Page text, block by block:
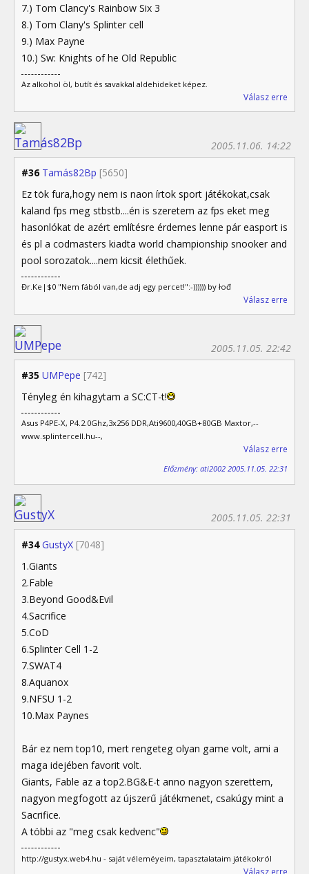
7.) Tom Clancy's Rainbow Six 3
8.) Tom Clany's Splinter cell
9.) Max Payne
10.) Sw: Knights of he Old Republic
Az alkohol öl, butít és savakkal aldehideket képez.
Válasz erre
#36 Tamás82Bp [5650]
2005.11.06. 14:22
Ez tök fura,hogy nem is naon írtok sport játékokat,csak
kaland fps meg stbstb....én is szeretem az fps eket meg
hasonlókat de azért említésre érdemes lenne pár easport is
és pl a codmasters kiadta world championship snooker and
pool sorozatok....nem kicsit élethűek.
Đr.Ke|$0 "Nem fából van,de adj egy percet!":-)))))) by łođ
Válasz erre
#35 UMPepe [742]
2005.11.05. 22:42
Tényleg én kihagytam a SC:CT-t!
Asus P4PE-X, P4.2.0Ghz,3x256 DDR,Ati9600,40GB+80GB Maxtor,--
www.splintercell.hu--,
Válasz erre
Előzmény: ati2002 2005.11.05. 22:31
#34 GustyX [7048]
2005.11.05. 22:31
1.Giants
2.Fable
3.Beyond Good&Evil
4.Sacrifice
5.CoD
6.Splinter Cell 1-2
7.SWAT4
8.Aquanox
9.NFSU 1-2
10.Max Paynes
Bár ez nem top10, mert rengeteg olyan game volt, ami a
maga idejében favorit volt.
Giants, Fable az a top2.BG&E-t anno nagyon szerettem,
nagyon megfogott az újszerű játékmenet, csakúgy mint a
Sacrifice.
A többi az "meg csak kedvenc"
http://gustyx.web4.hu - saját véleméyeim, tapasztalataim játékokról
Válasz erre